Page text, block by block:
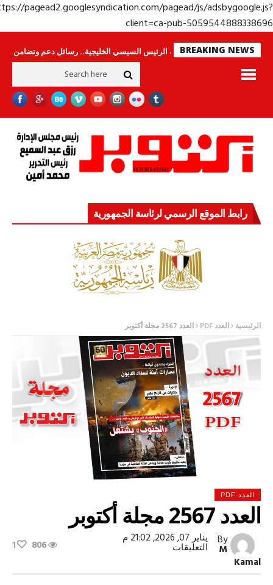
https://pagead2.googlesyndication.com/pagead/js/
client=ca-pub-
BREAKING NEWS
لا ينامون جولة الرئيس السيسي الخليجية.. رسائل دعم وتضامن للأشقاء
رابط الموقع الرسمي لرئاسة الجمهورية
الرئيسية العدد PDF العدد 2567 مجلة أكتوبر
العدد PDF
العدد 2567 مجلة أكتوبر
By
M
Kamal
يناير 07, 2026, 21:02 م
التعليقاتعلى
مجلة
806
1